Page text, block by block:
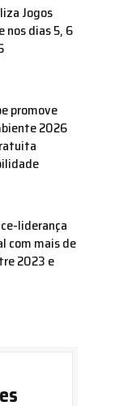
Jogos
nos dias 5, 6
promove
2026
liderança
com mais de
2023 e